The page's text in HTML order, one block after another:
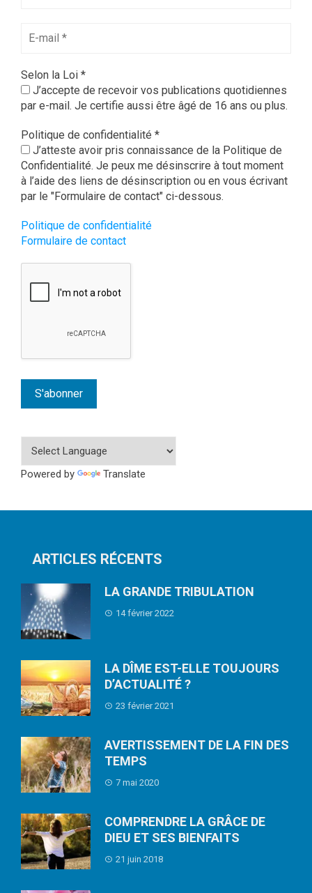
Selon la Loi *
J’accepte de recevoir vos publications quotidiennes
par e-mail. Je certifie aussi être âgé de 16 ans ou plus.
Politique de confidentialité *
J’atteste avoir pris connaissance de la Politique de
Confidentialité. Je peux me désinscrire à tout moment
à l’aide des liens de désinscription ou en vous écrivant
par le "Formulaire de contact" ci-dessous.
Politique de confidentialité
Formulaire de contact
Powered by Translate
ARTICLES RÉCENTS
LA GRANDE TRIBULATION
14 février 2022
LA DÎME EST-ELLE TOUJOURS
D’ACTUALITÉ ?
23 février 2021
AVERTISSEMENT DE LA FIN DES
TEMPS
7 mai 2020
COMPRENDRE LA GRÂCE DE
DIEU ET SES BIENFAITS
21 juin 2018